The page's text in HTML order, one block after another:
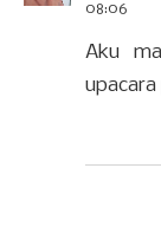
08:06
Aku